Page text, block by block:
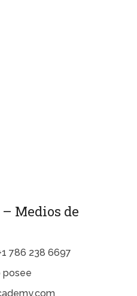
Medios de
786 238 6697
posee